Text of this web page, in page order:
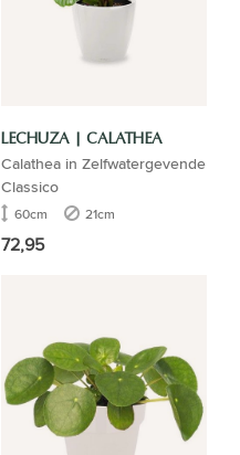
LECHUZA | CALATHEA
Calathea in Zelfwatergevende
Classico
60cm 21cm
72,95